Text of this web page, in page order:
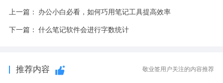
上一篇： 办公小白必看，如何巧用笔记工具提高效率
下一篇： 什么笔记软件会进行字数统计
推荐内容 敬业签用户关注的内容推荐